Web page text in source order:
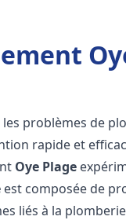
les problèmes de
rapide et
Oye Plage
est composée de
liés à la